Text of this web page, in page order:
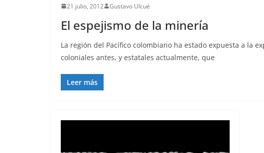
21 julio, 2012 Gustavo Ulcué
El espejismo de la minería
La región del Pacífico colombiano ha estado expuesta a la
coloniales antes, y estatales actualmente, que
Leer más